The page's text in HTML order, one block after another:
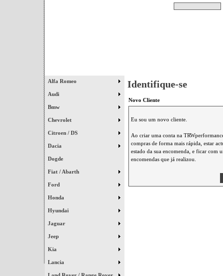
Alfa Romeo
Audi
Bmw
Chevrolet
Citroen / DS
Dacia
Dogde
Fiat / Abarth
Ford
Honda
Hyundai
Jaguar
Jeep
Kia
Lancia
Identifique-se
Novo Cliente
Eu sou um novo cliente.
Ao criar uma conta na
compras de forma mais rápida, estar
estado da sua encomenda, e ficar com
encomendas que já realizou.